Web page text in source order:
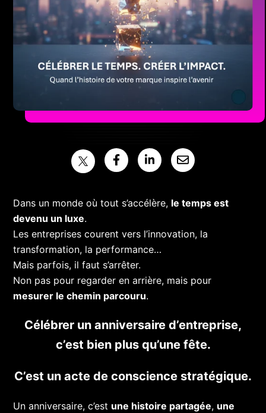
Dans un monde où tout s’accélère, le temps est
devenu un luxe.
Les entreprises courent vers l’innovation, la
transformation, la performance…
Mais parfois, il faut s’arrêter.
Non pas pour regarder en arrière, mais pour
mesurer le chemin parcouru.
Célébrer un anniversaire d’entreprise,
c’est bien plus qu’une fête.
C’est un acte de conscience stratégique.
Un anniversaire, c’est une histoire partagée, une